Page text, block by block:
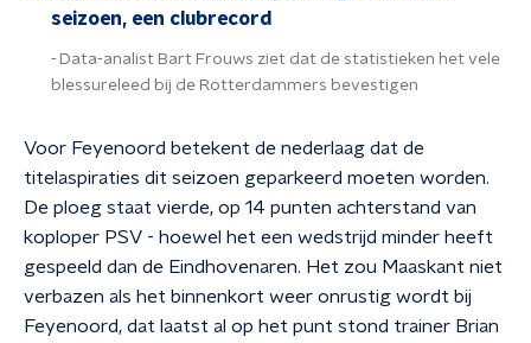
seizoen, een clubrecord
Data-analist Bart Frouws ziet dat de statistieken het vele
blessureleed bij de Rotterdammers bevestigen
Voor Feyenoord betekent de nederlaag dat de
titelaspiraties dit seizoen geparkeerd moeten worden.
De ploeg staat vierde, op 14 punten achterstand van
koploper PSV - hoewel het een wedstrijd minder heeft
gespeeld dan de Eindhovenaren. Het zou Maaskant niet
verbazen als het binnenkort weer onrustig wordt bij
Feyenoord, dat laatst al op het punt stond trainer Brian